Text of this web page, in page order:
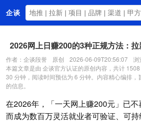
企谈
资讯动态
关于我们
2026网上日赚200的3种正规方法：
作者：企谈段誉 原创 2026-06-09T20:56:07
浏
本篇文章是由 企谈官方认证的原创内容，共计
30 分钟，阅读时间预估为 6 分钟。内容精心编排
的信息。
在2026年，「一天网上赚200元」已不
而成为数百万灵活就业者可验证、可